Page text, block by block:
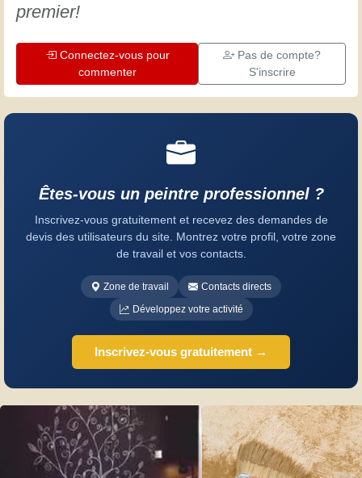
premier!
Connectez-vous pour
commenter
Pas de compte?
S'inscrire
Êtes-vous un peintre professionnel ?
Inscrivez-vous gratuitement et recevez des demandes de
devis des utilisateurs du site. Montrez votre profil, votre zone
de travail et vos contacts.
Zone de travail
Contacts directs
Développez votre activité
Inscrivez-vous gratuitement →